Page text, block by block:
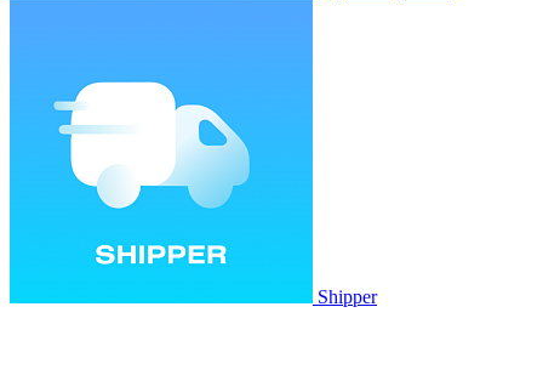
Shipper